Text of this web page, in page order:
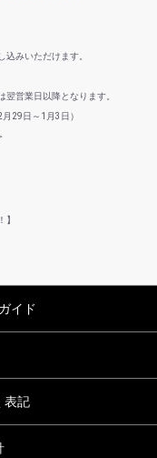
込みいただけます。
翌営業日以降となります。
29日～1月3日）
】
イド
表記